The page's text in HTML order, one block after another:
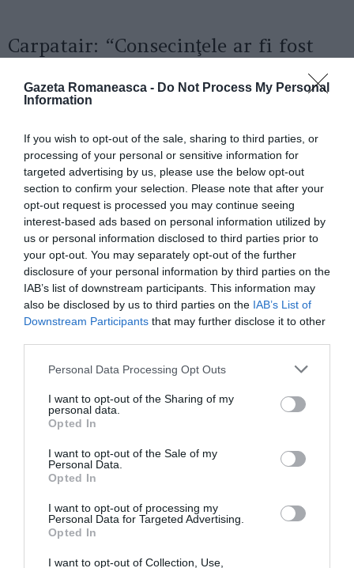
Gazeta Romaneasca - Do Not Process My Personal
Information
If you wish to opt-out of the sale, sharing to third parties, or
processing of your personal or sensitive information for
targeted advertising by us, please use the below opt-out
section to confirm your selection. Please note that after your
opt-out request is processed you may continue seeing
interest-based ads based on personal information utilized by
us or personal information disclosed to third parties prior to
your opt-out. You may separately opt-out of the further
disclosure of your personal information by third parties on the
IAB’s list of downstream participants. This information may
also be disclosed by us to third parties on the IAB’s List of
Downstream Participants that may further disclose it to other
Personal Data Processing Opt Outs
I want to opt-out of the Sharing of my
personal data.
Opted In
I want to opt-out of the Sale of my
Personal Data.
Opted In
I want to opt-out of processing my
Personal Data for Targeted Advertising.
Opted In
I want to opt-out of Collection, Use,
Carpatair: “Consecinţele ar fi fost
mult mai grave dacă abilităţile
echipajului nu ar fi fost la înălţime”
explica situaţia creată în urma incidentului de
sâmbătă: “Datorită prevederilor reglementărilor în
cazul unui astfel de incident, nu putem să intrăm în
detalii în privinţa cauzelor.
Avem însă posibilitatea de a oferi câteva informaţii.